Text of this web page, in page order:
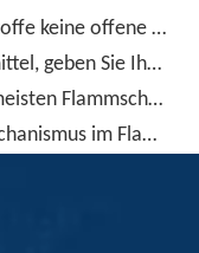
Wie Flammschutzmittel für Kunststoffe keine offene Flamme fürchten?
Zusammengesetzte Flammschutzmittel, geben Sie Ihnen neue Ideen für Flammschutzmittel!
Welche Branchen verwenden die meisten Flammschutzmittel?
Mehrere typische Flammschutzmechanismus im Flammhemmungsmittel